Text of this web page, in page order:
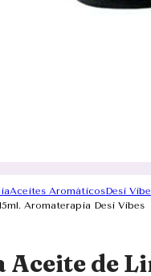
Aceites AromáticosDesi
Aromaterapia Desi Vibes
Aceite de